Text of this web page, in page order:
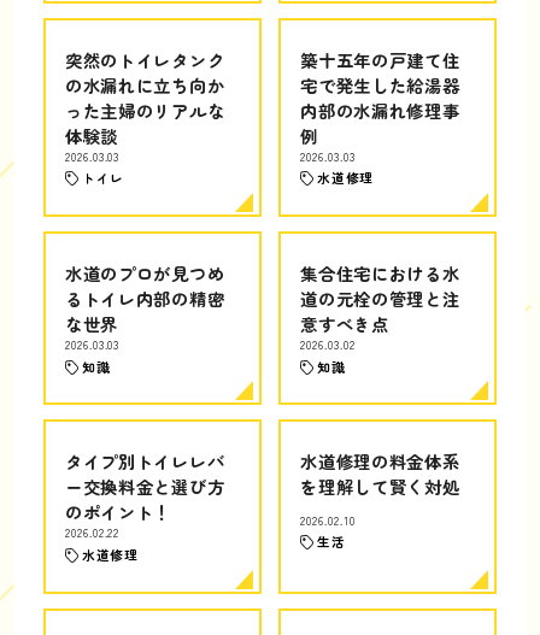
突然のトイレタンク
の水漏れに立ち向か
った主婦のリアルな
体験談
2026.03.03
トイレ
築十五年の戸建て住
宅で発生した給湯器
内部の水漏れ修理事
例
2026.03.03
水道修理
水道のプロが見つめ
るトイレ内部の精密
な世界
2026.03.03
知識
集合住宅における水
道の元栓の管理と注
意すべき点
2026.03.02
知識
タイプ別トイレレバ
ー交換料金と選び方
のポイント！
2026.02.22
水道修理
水道修理の料金体系
を理解して賢く対処
2026.02.10
生活